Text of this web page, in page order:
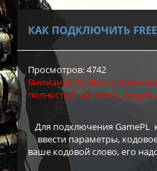
КАК ПОДКЛЮЧИТЬ
Просмотров: 4742
Внимание! В связи с
полностью заменить
Для подключения GamePL
ввести параметры,
ваше кодовой слово, его